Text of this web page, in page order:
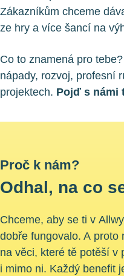
Zákazníkům chceme
ze hry a více šancí na
Co to znamená pro
nápady, rozvoj, profesní
projektech. Pojď s námi
Proč k nám?
Odhal, na co
Chceme, aby se ti v
dobře fungovalo. A proto
na věci, které tě potěší v
i mimo ni. Každý benefit